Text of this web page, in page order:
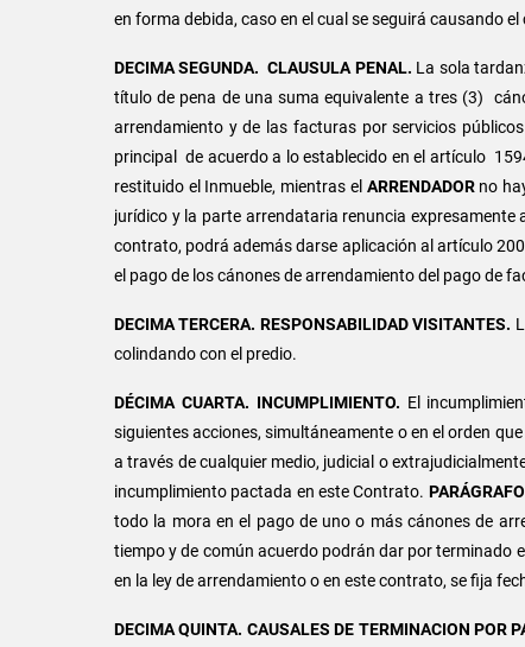
en forma debida, caso en el cual se seguirá causando
DECIMA SEGUNDA.CLAUSULA PENAL. La sola
título de pena de una suma equivalente a tres (3)
arrendamiento y de las facturas por servicios
principal de acuerdo a lo establecido en el artículo
restituido el Inmueble, mientras el ARRENDADOR no
jurídico y la parte arrendataria renuncia
contrato, podrá además darse aplicación al artículo
el pago de los cánones de arrendamiento del pago de
DECIMA TERCERA. RESPONSABILIDAD VISITANTES.
colindando con el predio.
DÉCIMA CUARTA. INCUMPLIMIENTO. El
siguientes acciones, simultáneamente o en el orden
a través de cualquier medio, judicial o
incumplimiento pactada en este Contrato.
todo la mora en el pago de uno o más cánones de
tiempo y de común acuerdo podrán dar por terminado
en la ley de arrendamiento o en este contrato, se fija
DECIMA QUINTA. CAUSALES DE TERMINACION POR